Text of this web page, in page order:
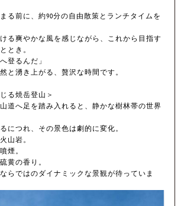
る前に、約90分の自由散策とランチタイムを
る爽やかな風を感じながら、これから目指す
とき。
登るんだ」
と湧き上がる、贅沢な時間です。
る焼岳登山＞
道へ足を踏み入れると、静かな樹林帯の世界
につれ、その景色は劇的に変化。
山岩。
煙。
黄の香り。
らではのダイナミックな景観が待っていま